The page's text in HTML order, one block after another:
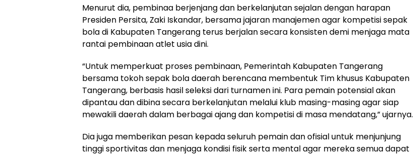
Menurut dia, pembinaa berjenjang dan berkelanjutan sejalan dengan harapan
Presiden Persita, Zaki Iskandar, bersama jajaran manajemen agar kompetisi sepak
bola di Kabupaten Tangerang terus berjalan secara konsisten demi menjaga mata
rantai pembinaan atlet usia dini.
“Untuk memperkuat proses pembinaan, Pemerintah Kabupaten Tangerang
bersama tokoh sepak bola daerah berencana membentuk Tim khusus Kabupaten
Tangerang, berbasis hasil seleksi dari turnamen ini. Para pemain potensial akan
dipantau dan dibina secara berkelanjutan melalui klub masing-masing agar siap
mewakili daerah dalam berbagai ajang dan kompetisi di masa mendatang,” ujarnya.
Dia juga memberikan pesan kepada seluruh pemain dan ofisial untuk menjunjung
tinggi sportivitas dan menjaga kondisi fisik serta mental agar mereka semua dapat